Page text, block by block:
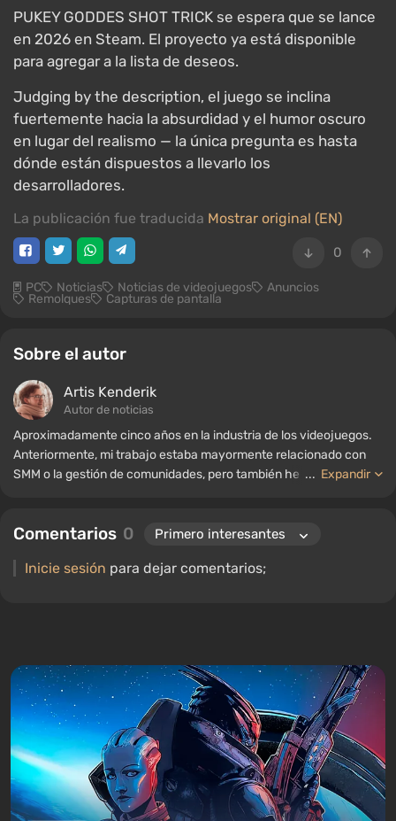
PUKEY GODDES SHOT TRICK se espera que se lance
en 2026 en Steam. El proyecto ya está disponible
para agregar a la lista de deseos.
Judging by the description, el juego se inclina
fuertemente hacia la absurdidad y el humor oscuro
en lugar del realismo — la única pregunta es hasta
dónde están dispuestos a llevarlo los
desarrolladores.
La publicación fue traducida Mostrar original (EN)
0
PC Noticias Noticias de videojuegos Anuncios
Remolques Capturas de pantalla
Sobre el autor
Artis Kenderik
Autor de noticias
Aproximadamente cinco años en la industria de los videojuegos.
Anteriormente, mi trabajo estaba mayormente relacionado con
SMM o la gestión de comunidades, pero también he trabajado
... Expandir
Comentarios 0
Inicie sesión para dejar comentarios;